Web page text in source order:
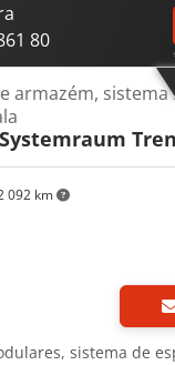
80
092 km
armazém, sistema
Systemraum
sistema de